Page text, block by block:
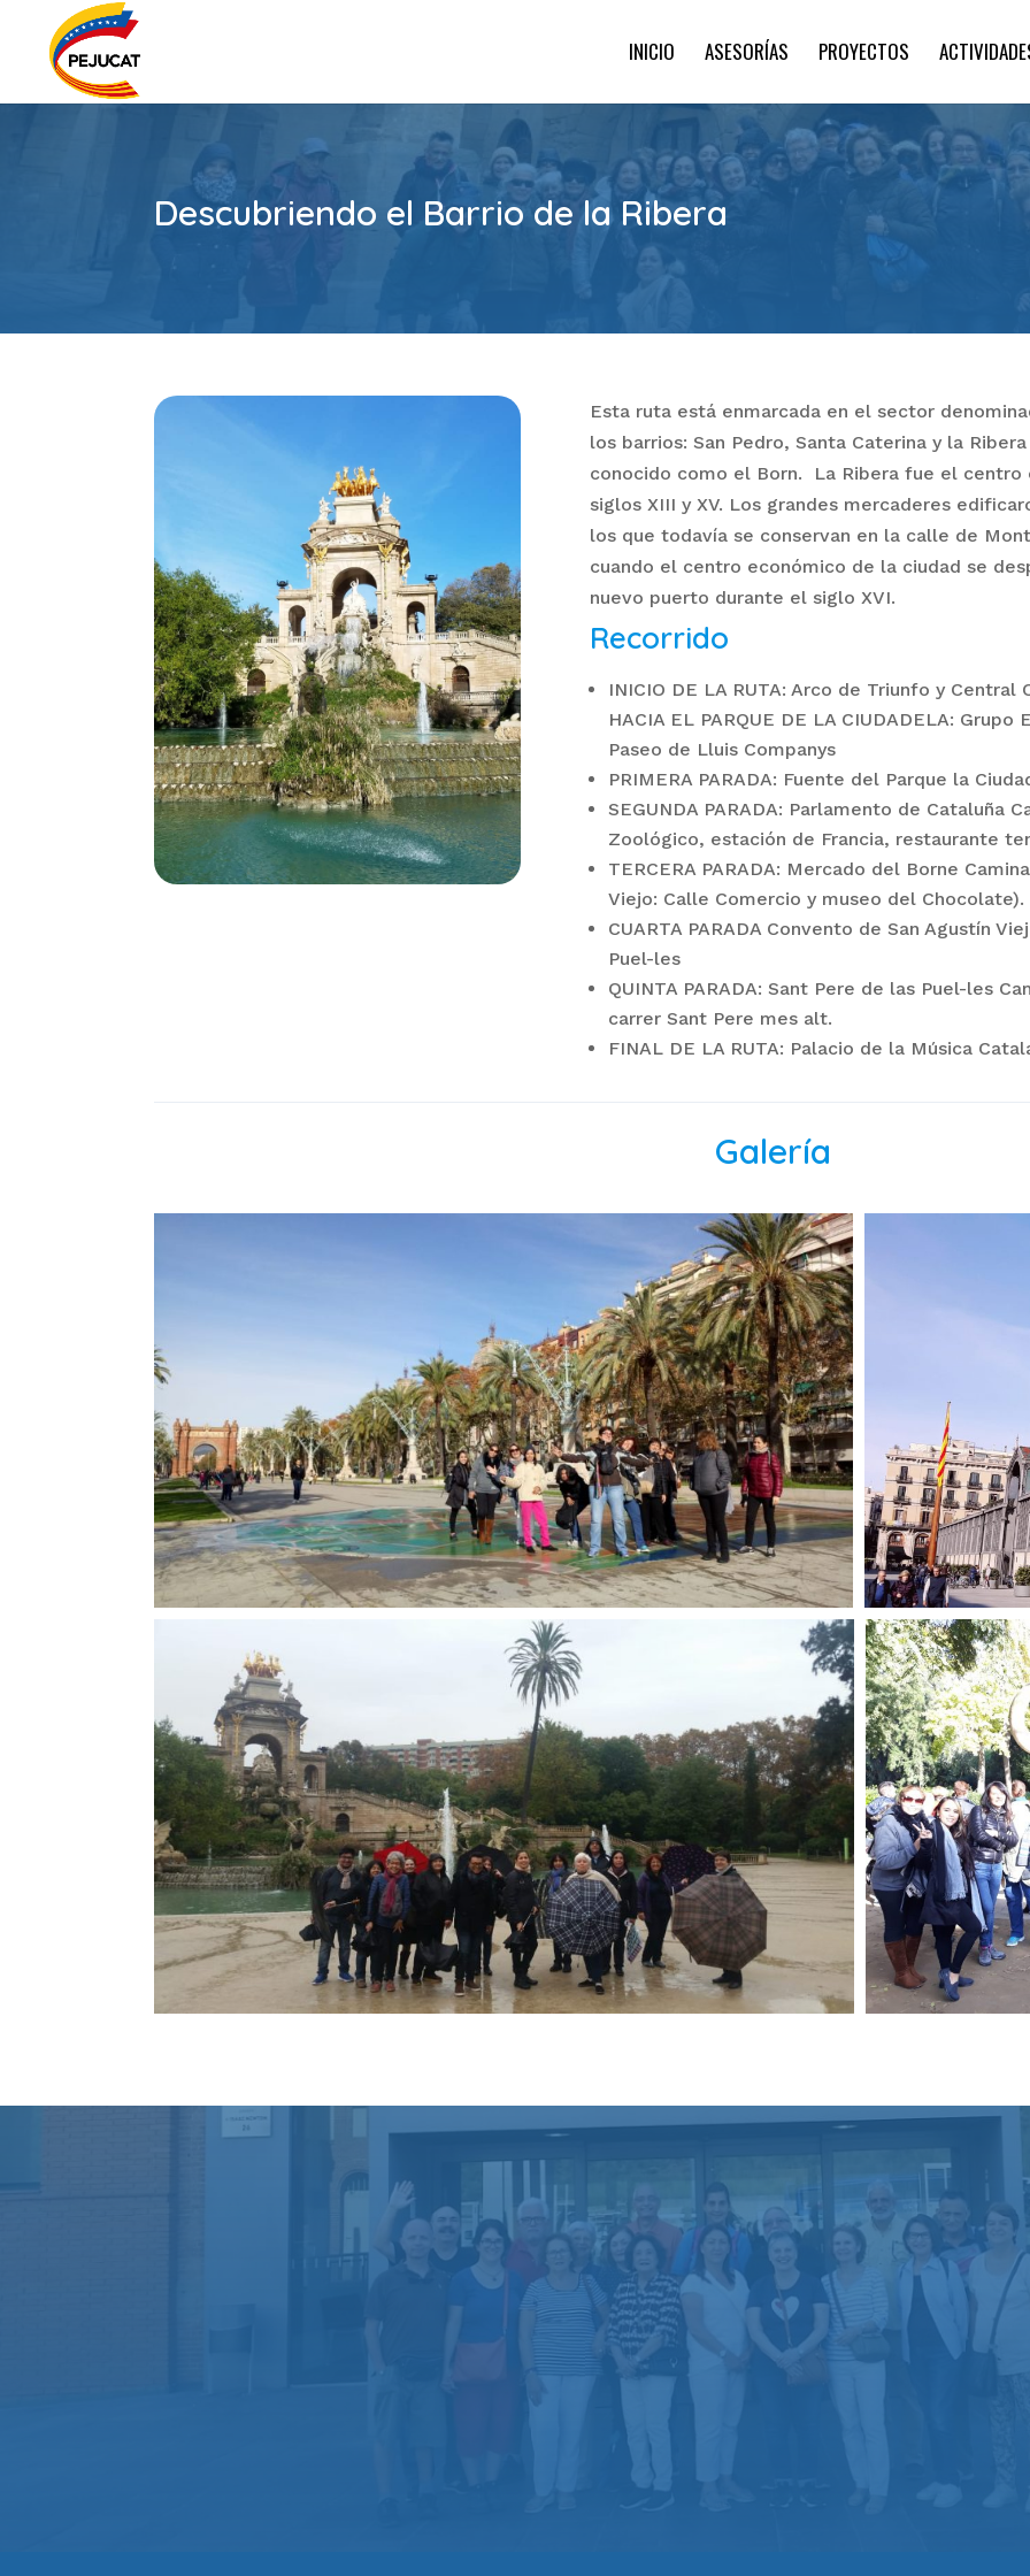
INICIO ASESORÍAS PROYECTOS
Descubriendo el Barrio de la Ribera
Esta ruta está enmarcada en el sector
los barrios: San Pedro, Santa Caterina y la
conocido como el Born. La Ribera fue el
siglos XIII y XV. Los grandes mercaderes
los que todavía se conservan en la calle de
cuando el centro económico de la ciudad se
nuevo puerto durante el siglo XVI.
Recorrido
INICIO DE LA RUTA: Arco de Triunfo y
HACIA EL PARQUE DE LA CIUDADELA:
Paseo de Lluis Companys
PRIMERA PARADA: Fuente del Parque la
SEGUNDA PARADA: Parlamento de Cataluña
Zoológico, estación de Francia, restaurante
TERCERA PARADA: Mercado del Borne
Viejo: Calle Comercio y museo del Chocolate).
CUARTA PARADA Convento de San Agustín
Puel-les
QUINTA PARADA: Sant Pere de las Puel-les
carrer Sant Pere mes alt.
FINAL DE LA RUTA: Palacio de la Música
Galería